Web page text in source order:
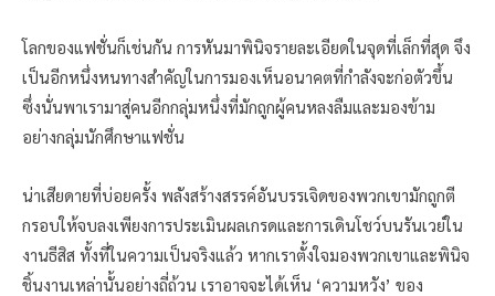
โลกของแฟชั่นก็เช่นกัน การหันมาพินิจรายละเอียดในจุดที่เล็กที่สุด จึง
เป็นอีกหนึ่งหนทางสำคัญในการมองเห็นอนาคตที่กำลังจะก่อตัวขึ้น
ซึ่งนั่นพาเรามาสู่คนอีกกลุ่มหนึ่งที่มักถูกผู้คนหลงลืมและมองข้าม
อย่างกลุ่มนักศึกษาแฟชั่น
น่าเสียดายที่บ่อยครั้ง พลังสร้างสรรค์อันบรรเจิดของพวกเขามักถูกตี
กรอบให้จบลงเพียงการประเมินผลเกรดและการเดินโชว์บนรันเวย์ใน
งานธีสิส ทั้งที่ในความเป็นจริงแล้ว หากเราตั้งใจมองพวกเขาและพินิจ
ชิ้นงานเหล่านั้นอย่างถี่ถ้วน เราอาจจะได้เห็น ‘ความหวัง’ ของ